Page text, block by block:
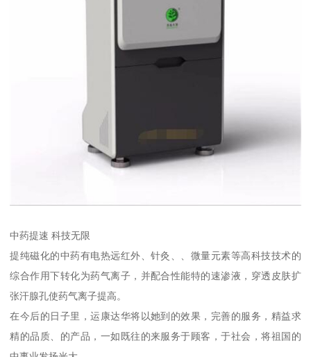
中药提速 科技无限
提纯磁化的中药有电热远红外、针灸、、微量元素等高科技技术的
综合作用下转化为药气离子，并配合性能特的速渗液，穿透皮肤扩
张汗腺孔使药气离子提高。
在今后的日子里，运康达华将以她到的效果，完善的服务，精益求
精的品质、的产品，一如既往的来服务于顾客，于社会，将祖国的